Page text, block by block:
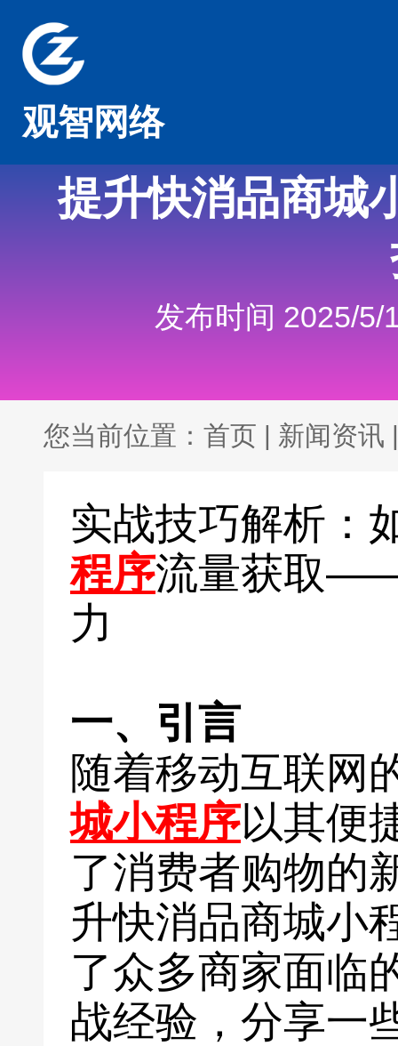
观智网络
提升快消品商城
发布时间 2025/5/
您当前位置： 首页 | 新闻资讯 |
实战技巧解析：
程序流量获取
力
一、引言
随着移动互联网
城小程序以其便
了消费者购物的
升快消品商城小
了众多商家面临
战经验，分享一